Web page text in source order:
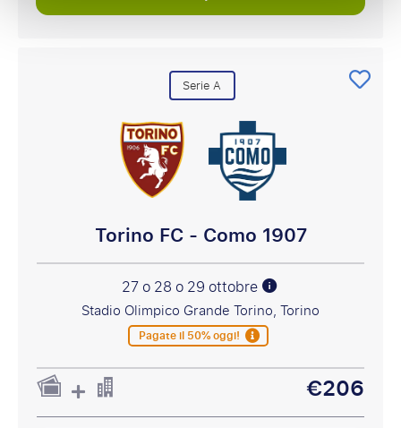
Serie A
Torino FC - Como 1907
27 o 28 o 29 ottobre
Stadio Olimpico Grande Torino, Torino
Pagate il 50% oggi!
€206